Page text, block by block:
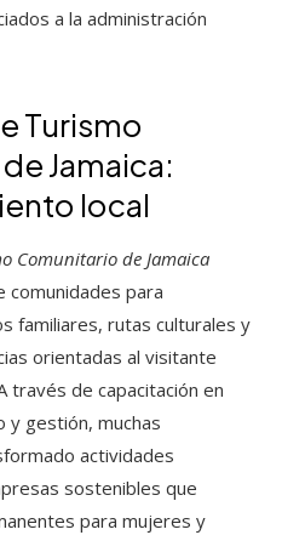
a la administración
Turismo
Jamaica:
local
Comunitario de Jamaica
comunidades para
familiares, rutas culturales y
orientadas al visitante
través de capacitación en
y gestión, muchas
actividades
sostenibles que
para mujeres y